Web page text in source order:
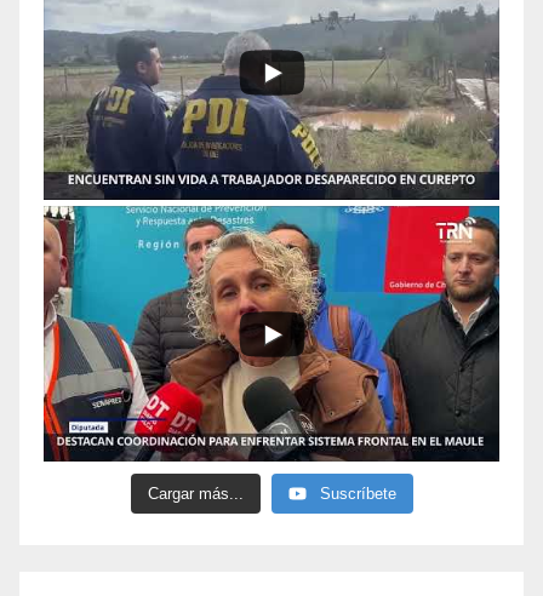
Cargar más... Suscríbete